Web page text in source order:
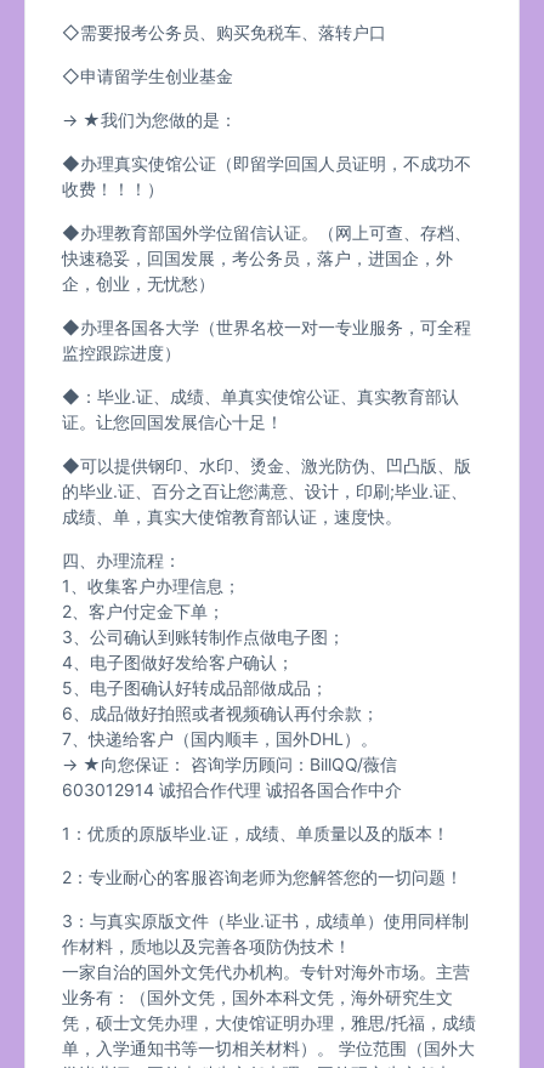
◇需要报考公务员、购买免税车、落转户口
◇申请留学生创业基金
→ ★我们为您做的是：
◆办理真实使馆公证（即留学回国人员证明，不成功不
收费！！！）
◆办理教育部国外学位留信认证。（网上可查、存档、
快速稳妥，回国发展，考公务员，落户，进国企，外
企，创业，无忧愁）
◆办理各国各大学（世界名校一对一专业服务，可全程
监控跟踪进度）
◆：毕业.证、成绩、单真实使馆公证、真实教育部认
证。让您回国发展信心十足！
◆可以提供钢印、水印、烫金、激光防伪、凹凸版、版
的毕业.证、百分之百让您满意、设计，印刷;毕业.证、
成绩、单，真实大使馆教育部认证，速度快。
四、办理流程：
1、收集客户办理信息；
2、客户付定金下单；
3、公司确认到账转制作点做电子图；
4、电子图做好发给客户确认；
5、电子图确认好转成品部做成品；
6、成品做好拍照或者视频确认再付余款；
7、快递给客户（国内顺丰，国外DHL）。
→ ★向您保证： 咨询学历顾问：BillQQ/薇信
603012914 诚招合作代理 诚招各国合作中介
1：优质的原版毕业.证，成绩、单质量以及的版本！
2：专业耐心的客服咨询老师为您解答您的一切问题！
3：与真实原版文件（毕业.证书，成绩单）使用同样制
作材料，质地以及完善各项防伪技术！
一家自治的国外文凭代办机构。专针对海外市场。主营
业务有：（国外文凭，国外本科文凭，海外研究生文
凭，硕士文凭办理，大使馆证明办理，雅思/托福，成绩
单，入学通知书等一切相关材料）。 学位范围（国外大